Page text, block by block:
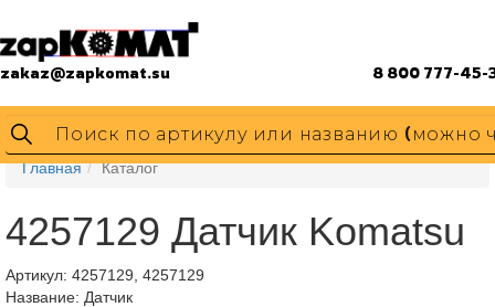
zakaz@zapkomat.su 8 800 777-45-
Главная Каталог
4257129 Датчик Komatsu
Артикул: 4257129, 4257129
Название: Датчик